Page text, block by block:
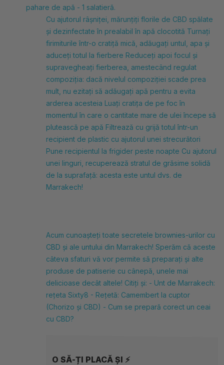
pahare de apă - 1 salatieră.
Cu ajutorul râșniței, mărunțiți florile de CBD spălate
și dezinfectate în prealabil în apă clocotită Turnați
firimiturile într-o cratiță mică, adăugați untul, apa și
aduceți totul la fierbere Reduceți apoi focul și
supravegheați fierberea, amestecând regulat
compoziția: dacă nivelul compoziției scade prea
mult, nu ezitați să adăugați apă pentru a evita
arderea acesteia Luați cratița de pe foc în
momentul în care o cantitate mare de ulei începe să
plutească pe apă Filtrează cu grijă totul într-un
recipient de plastic cu ajutorul unei strecurători
Pune recipientul la frigider peste noapte Cu ajutorul
unei linguri, recuperează stratul de grăsime solidă
de la suprafață: acesta este untul dvs. de
Marrakech!
Acum cunoașteți toate secretele brownies-urilor cu
CBD și ale untului din Marrakech! Sperăm că aceste
câteva sfaturi vă vor permite să preparați și alte
produse de patiserie cu cânepă, unele mai
delicioase decât altele! Citiți și: - Unt de Marrakech:
rețeta Sixty8 - Rețetă: Camembert la cuptor
(Chorizo și CBD) - Cum se prepară corect un ceai
cu CBD?
O SĂ-ȚI PLACĂ ȘI ⚡